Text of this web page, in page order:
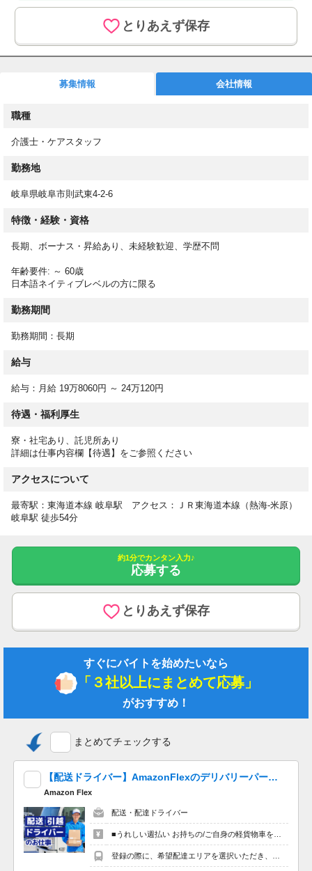
■LINEでの転職相談も行っております。
老健でのお仕事です
介護業務全般
い（掃除や洗濯などの生活援助など）が中心です。現場で活躍す
事の指定する訪問介護員養成所で福祉サービスの基本視点と制
度、介護に関する基本的知識と方法の講義、実技を規定時間受
また、その後、現場の見学・介護実習・ホームヘルプサービス同
資格には１級～3級課程があり、身体介護、移動介助と家庭援助
のできる2級課程取得者が福祉現場で多くを占めているのが現状
や責任感が最重要視され、自身の健康管理や体力維持も必要とな
【勤務時間】
07:00-16:00
14:00-23:00
休憩時間（夜勤） 60分時間外 月平均5時間
時間外月平均5時間程度
【休日】
シフト制
給与下限：月給 198,060円～
給与上限：月給 240,120円
基本給 150,060円～177,120円
資格手当 8,000円～10,000円
（実務者研修（ヘルパー1級））8,000円
（初任者研修（ヘルパー2級））8,000円
夜勤手当 3,500円／回・4回／月
処遇改善手当 22,000円～27,000円
職務手当 3,000円～8,000円
遅番手当 500円／回
皆勤手当 4,000円
昇給あり 年1回
賞与あり 前年度実績 年2回・4ヶ月分
とりあえず保存
募集情報 会社情報
職種
介護士・ケアスタッフ
勤務地
岐阜県岐阜市則武東4-2-6
特徴・経験・資格
長期、ボーナス・昇給あり、未経験歓迎、学歴不問
年齢要件: ～ 60歳
日本語ネイティブレベルの方に限る
勤務期間
勤務期間：長期
給与
給与：月給 19万8060円 ～ 24万120円
待遇・福利厚生
寮・社宅あり、託児所あり
詳細は仕事内容欄【待遇】をご参照ください
アクセスについて
最寄駅：東海道本線 岐阜駅 アクセス：ＪＲ東海道本線（熱海-米原）
岐阜駅 徒歩54分
約1分でカンタン入力♪
応募する
とりあえず保存
すぐにバイトを始めたいなら
「３社以上にまとめて応募」
がおすすめ！
まとめてチェックする
【配送ドライバー】AmazonFlexのデリバリーパートナーを大量募集中！ 夕方以降４時間程度最大10,000円の報酬も可能!※単発OK！嬉しい「週払い」！
Amazon Flex
配送・配達ドライバー
■うれしい週払い お持ちの/ご自身の軽貨物車を使用する場合、４時間程度で最大8,800円。夕方以降の稼働※だと４時間程度で最10,000円の報酬が獲得可能！給与ではなく、委託業務に応じた報酬をお支払いする業務委託のお仕事です。うれしい週払い。 ※関西エリアで4-6月に１8時以降稼働した場合を想定。地域により異なります。 ※報酬は規約にしたがい配達完了の15日後に支払いますが、可能な場合は、より早く、週払いで前週稼働分をお支払いします。 登録の際に、希望配達エリアを選択いただき、そのエリアでの業務を委託します（業務委託）。
登録の際に、希望配達エリアを選択いただき、そのエリアでの業務を委託します（業務委託）。